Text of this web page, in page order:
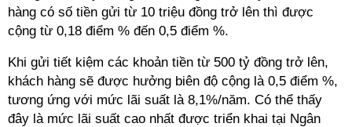
hàng có số tiền gửi từ 10 triệu đồng trở lên thì được
cộng từ 0,18 điểm % đến 0,5 điểm %.
Khi gửi tiết kiệm các khoản tiền từ 500 tỷ đồng trở lên,
khách hàng sẽ được hưởng biên độ cộng là 0,5 điểm %,
tương ứng với mức lãi suất là 8,1%/năm. Có thể thấy
đây là mức lãi suất cao nhất được triển khai tại Ngân